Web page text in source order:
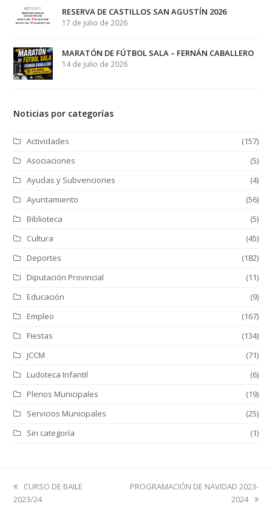
RESERVA DE CASTILLOS SAN AGUSTÍN 2026
17 de julio de 2026
MARATÓN DE FÚTBOL SALA – FERNÁN CABALLERO
14 de julio de 2026
Noticias por categorías
Actividades
(157)
Asociaciones
(5)
Ayudas y Subvenciones
(4)
Ayuntamiento
(56)
Biblioteca
(5)
Cultura
(45)
Deportes
(182)
Diputación Provincial
(11)
Educación
(9)
Empleo
(167)
Fiestas
(134)
JCCM
(71)
Ludoteca Infantil
(6)
Plenos Municipales
(19)
Servicios Municipales
(25)
Sin categoría
(1)
previous
post:
CURSO DE BAILE
2023/24
next
PROGRAMACIÓN DE NAVIDAD 2023-
2024